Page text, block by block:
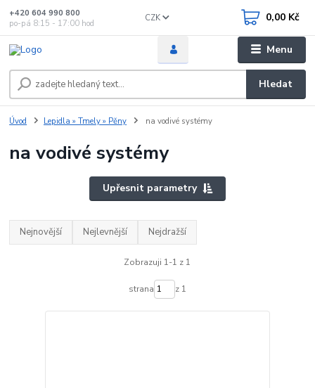
Menu
CZK
Hledat
+420 604 990 800
po-pá 8:15 - 17:00 hod
0,00 Kč
Úvod Lepidla » Tmely » Pěny na vodivé systémy
na vodivé systémy
Upřesnit parametry
Nejnovější Nejlevnější Nejdražší
Zobrazuji 1-1 z 1
strana z 1